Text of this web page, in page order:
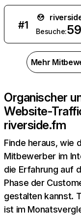
#1
Besuche:
Mehr
Organischer
Website-
riverside.fm
Finde heraus, wie
Mitbewerber im
die Erfahrung auf
Phase der
gestalten kannst.
ist im